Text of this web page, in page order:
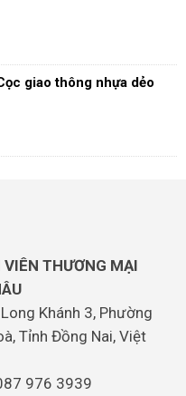
giao thông nhựa dẻo
THƯƠNG MẠI
Khánh 3, Phường
Tỉnh Đồng Nai, Việt
976 3939